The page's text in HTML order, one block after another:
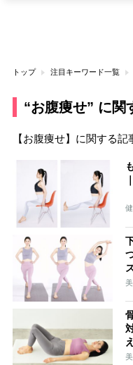
トップ 注目キーワード一覧
“お腹痩せ” に関
【お腹痩せ】に関する記